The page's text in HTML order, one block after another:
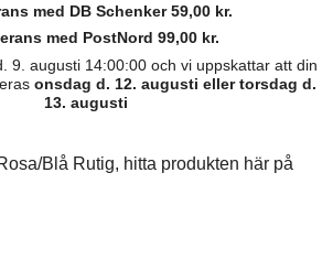
med DB Schenker 59,00 kr.
med PostNord 99,00 kr.
9. augusti 14:00:00 och vi uppskattar att din
onsdag d. 12. augusti eller torsdag d.
13. augusti
Blå Rutig, hitta produkten här på